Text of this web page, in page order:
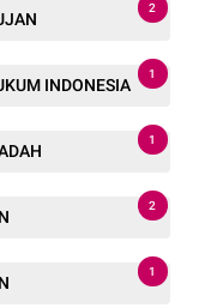
2
INDONESIA
1
1
2
1